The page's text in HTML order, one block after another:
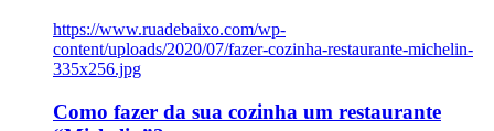
https://www.ruadebaixo.com/wp-
content/uploads/2020/07/fazer-cozinha-restaurante-michelin-
335x256.jpg
Como fazer da sua cozinha um restaurante